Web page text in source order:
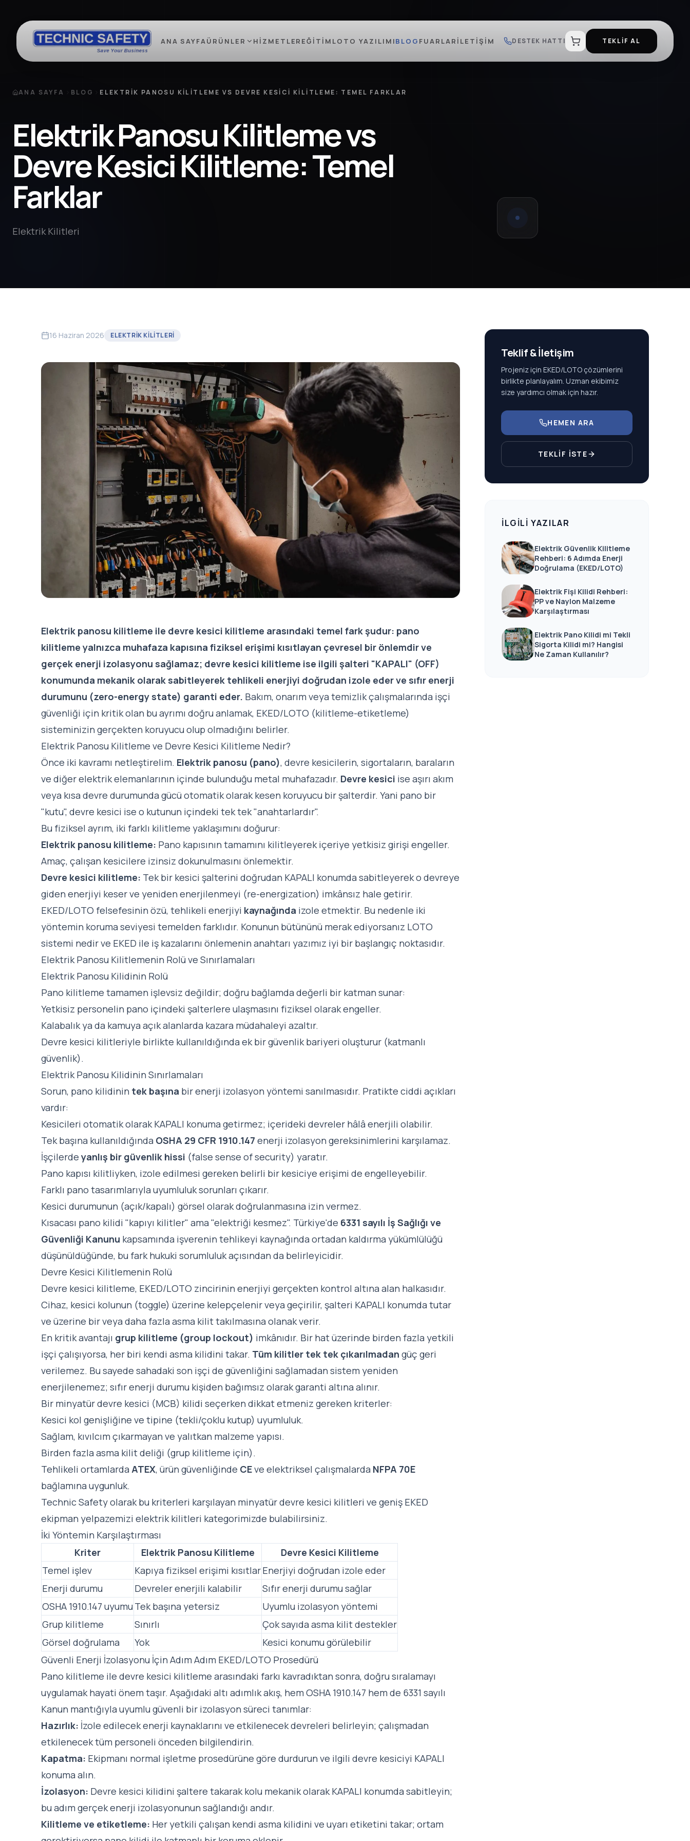
ANA SAYFA ÜRÜNLER HIZMETLER EĞITIM LOTO YAZILIMIBLOG FUARLAR İLETIŞIM DESTEK HATTI TEKLİF AL
ANA SAYFA BLOG ELEKTRIK PANOSU KILITLEME VS DEVRE KESICI KILITLEME: TEMEL FARKLAR
Elektrik Panosu Kilitleme vs
Devre Kesici Kilitleme: Temel
Farklar
Elektrik Kilitleri
16 Haziran 2026 ELEKTRIK KILITLERI
Elektrik panosu kilitleme ile devre kesici kilitleme arasındaki temel fark şudur: pano
kilitleme yalnızca muhafaza kapısına fiziksel erişimi kısıtlayan çevresel bir önlemdir ve
gerçek enerji izolasyonu sağlamaz; devre kesici kilitleme ise ilgili şalteri "KAPALI" (OFF)
konumunda mekanik olarak sabitleyerek tehlikeli enerjiyi doğrudan izole eder ve sıfır enerji
durumunu (zero-energy state) garanti eder. Bakım, onarım veya temizlik çalışmalarında işçi
güvenliği için kritik olan bu ayrımı doğru anlamak, EKED/LOTO (kilitleme-etiketleme)
sisteminizin gerçekten koruyucu olup olmadığını belirler.
Elektrik Panosu Kilitleme ve Devre Kesici Kilitleme Nedir?
Önce iki kavramı netleştirelim. Elektrik panosu (pano), devre kesicilerin, sigortaların, baraların
ve diğer elektrik elemanlarının içinde bulunduğu metal muhafazadır. Devre kesici ise aşırı akım
veya kısa devre durumunda gücü otomatik olarak kesen koruyucu bir şalterdir. Yani pano bir
"kutu", devre kesici ise o kutunun içindeki tek tek "anahtarlardır".
Bu fiziksel ayrım, iki farklı kilitleme yaklaşımını doğurur:
Elektrik panosu kilitleme: Pano kapısının tamamını kilitleyerek içeriye yetkisiz girişi engeller.
Amaç, çalışan kesicilere izinsiz dokunulmasını önlemektir.
Devre kesici kilitleme: Tek bir kesici şalterini doğrudan KAPALI konumda sabitleyerek o devreye
giden enerjiyi keser ve yeniden enerjilenmeyi (re-energization) imkânsız hale getirir.
EKED/LOTO felsefesinin özü, tehlikeli enerjiyi kaynağında izole etmektir. Bu nedenle iki
yöntemin koruma seviyesi temelden farklıdır. Konunun bütününü merak ediyorsanız LOTO
sistemi nedir ve EKED ile iş kazalarını önlemenin anahtarı yazımız iyi bir başlangıç noktasıdır.
Elektrik Panosu Kilitlemenin Rolü ve Sınırlamaları
Elektrik Panosu Kilidinin Rolü
Pano kilitleme tamamen işlevsiz değildir; doğru bağlamda değerli bir katman sunar:
Yetkisiz personelin pano içindeki şalterlere ulaşmasını fiziksel olarak engeller.
Kalabalık ya da kamuya açık alanlarda kazara müdahaleyi azaltır.
Devre kesici kilitleriyle birlikte kullanıldığında ek bir güvenlik bariyeri oluşturur (katmanlı
güvenlik).
Elektrik Panosu Kilidinin Sınırlamaları
Sorun, pano kilidinin tek başına bir enerji izolasyon yöntemi sanılmasıdır. Pratikte ciddi açıkları
vardır:
Kesicileri otomatik olarak KAPALI konuma getirmez; içerideki devreler hâlâ enerjili olabilir.
Tek başına kullanıldığında OSHA 29 CFR 1910.147 enerji izolasyon gereksinimlerini karşılamaz.
İşçilerde yanlış bir güvenlik hissi (false sense of security) yaratır.
Pano kapısı kilitliyken, izole edilmesi gereken belirli bir kesiciye erişimi de engelleyebilir.
Farklı pano tasarımlarıyla uyumluluk sorunları çıkarır.
Kesici durumunun (açık/kapalı) görsel olarak doğrulanmasına izin vermez.
Kısacası pano kilidi "kapıyı kilitler" ama "elektriği kesmez". Türkiye'de 6331 sayılı İş Sağlığı ve
Güvenliği Kanunu kapsamında işverenin tehlikeyi kaynağında ortadan kaldırma yükümlülüğü
düşünüldüğünde, bu fark hukuki sorumluluk açısından da belirleyicidir.
Devre Kesici Kilitlemenin Rolü
Devre kesici kilitleme, EKED/LOTO zincirinin enerjiyi gerçekten kontrol altına alan halkasıdır.
Cihaz, kesici kolunun (toggle) üzerine kelepçelenir veya geçirilir, şalteri KAPALI konumda tutar
ve üzerine bir veya daha fazla asma kilit takılmasına olanak verir.
En kritik avantajı grup kilitleme (group lockout) imkânıdır. Bir hat üzerinde birden fazla yetkili
işçi çalışıyorsa, her biri kendi asma kilidini takar. Tüm kilitler tek tek çıkarılmadan güç geri
verilemez. Bu sayede sahadaki son işçi de güvenliğini sağlamadan sistem yeniden
enerjilenemez; sıfır enerji durumu kişiden bağımsız olarak garanti altına alınır.
Bir minyatür devre kesici (MCB) kilidi seçerken dikkat etmeniz gereken kriterler:
Kesici kol genişliğine ve tipine (tekli/çoklu kutup) uyumluluk.
Sağlam, kıvılcım çıkarmayan ve yalıtkan malzeme yapısı.
Birden fazla asma kilit deliği (grup kilitleme için).
Tehlikeli ortamlarda ATEX, ürün güvenliğinde CEve elektriksel çalışmalarda NFPA 70E
bağlamına uygunluk.
Technic Safety olarak bu kriterleri karşılayan minyatür devre kesici kilitleri ve geniş EKED
ekipman yelpazemizi elektrik kilitleri kategorimizde bulabilirsiniz.
İki Yöntemin Karşılaştırması
Kriter
Elektrik Panosu Kilitleme
Devre Kesici Kilitleme
Temel işlev
Kapıya fiziksel erişimi kısıtlarEnerjiyi doğrudan izole eder
Enerji durumu
Devreler enerjili kalabilir
Sıfır enerji durumu sağlar
OSHA 1910.147 uyumu Tek başına yetersiz
Uyumlu izolasyon yöntemi
Grup kilitleme
Sınırlı
Çok sayıda asma kilit destekler
Görsel doğrulama
Yok
Kesici konumu görülebilir
Güvenli Enerji İzolasyonu İçin Adım Adım EKED/LOTO Prosedürü
Pano kilitleme ile devre kesici kilitleme arasındaki farkı kavradıktan sonra, doğru sıralamayı
uygulamak hayati önem taşır. Aşağıdaki altı adımlık akış, hem OSHA 1910.147 hem de 6331 sayılı
Kanun mantığıyla uyumlu güvenli bir izolasyon süreci tanımlar:
Hazırlık: İzole edilecek enerji kaynaklarını ve etkilenecek devreleri belirleyin; çalışmadan
etkilenecek tüm personeli önceden bilgilendirin.
Kapatma: Ekipmanı normal işletme prosedürüne göre durdurun ve ilgili devre kesiciyi KAPALI
konuma alın.
İzolasyon: Devre kesici kilidini şaltere takarak kolu mekanik olarak KAPALI konumda sabitleyin;
bu adım gerçek enerji izolasyonunun sağlandığı andır.
Kilitleme ve etiketleme: Her yetkili çalışan kendi asma kilidini ve uyarı etiketini takar; ortam
Teklif & İletişim
Projeniz için EKED/LOTO çözümlerini
birlikte planlayalım. Uzman ekibimiz
size yardımcı olmak için hazır.
HEMEN ARA
TEKLİF İSTE
İLGILI YAZILAR
Elektrik Güvenlik Kilitleme
Rehberi: 6 Adımda Enerji
Doğrulama (EKED/LOTO)
Elektrik Fişi Kilidi Rehberi:
PP ve Naylon Malzeme
Karşılaştırması
Elektrik Pano Kilidi mi Tekli
Sigorta Kilidi mi? Hangisi
Ne Zaman Kullanılır?